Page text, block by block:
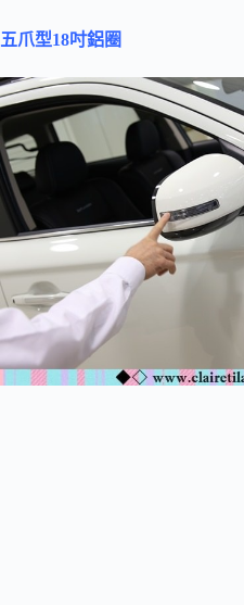
五爪型18吋鋁圈